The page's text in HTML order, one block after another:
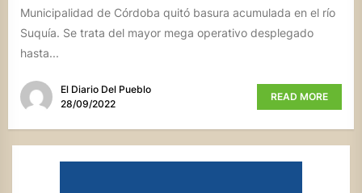
Municipalidad de Córdoba quitó basura acumulada en el río
Suquía. Se trata del mayor mega operativo desplegado
hasta...
El Diario Del Pueblo
28/09/2022
READ MORE